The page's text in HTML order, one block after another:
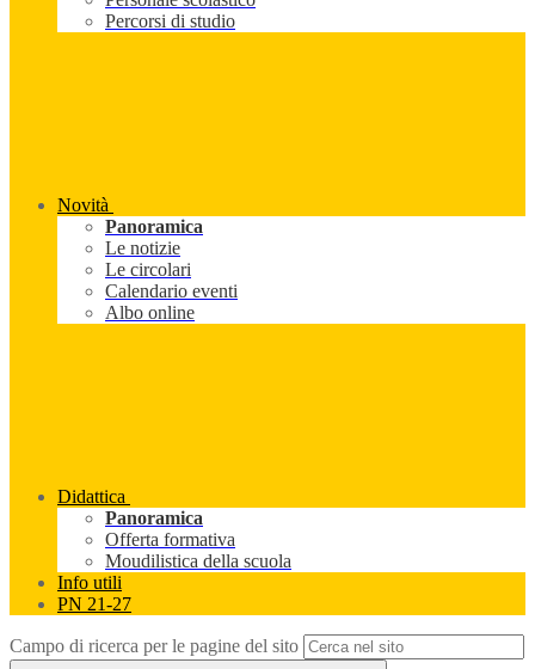
Percorsi di studio
Novità
Panoramica
Le notizie
Le circolari
Calendario eventi
Albo online
Didattica
Panoramica
Offerta formativa
Moudilistica della scuola
Info utili
PN 21-27
Campo di ricerca per le pagine del sito